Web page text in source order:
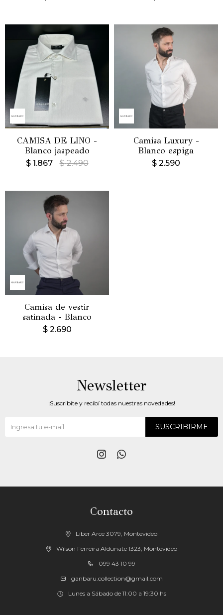
CAMISA DE LINO -
Blanco jaspeado
$ 1.867 $ 2.490
Camisa Luxury -
Blanco espiga
$ 2.590
Camisa de vestir
satinada - Blanco
$ 2.690
Contacto
Liber Arce 3079, Montevideo
Wilson Ferreira Aldunate 1323, Montevideo
099 43 10 99
ganbaru.collection@gmail.com
Lunes a Sábado de 11:00 a 19:30 hs
Newsletter
¡Suscribite y recibí todas nuestras novedades!
SUSCRIBIRME
 